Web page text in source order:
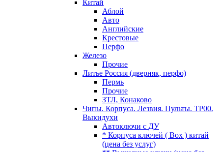
Китай
Аблой
Авто
Английские
Крестовые
Перфо
Железо
Прочие
Литье Россия (дверняк, перфо)
Пермь
Прочие
ЗТЛ, Конаково
Чипы. Корпуса. Лезвия. Пульты. TP00.
Выкидухи
Автоключи с ДУ
* Корпуса ключей ( Box ) китай
(цена без услуг)